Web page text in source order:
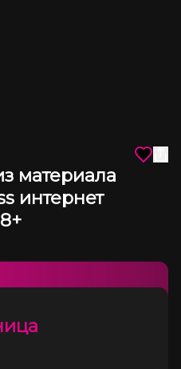
материала
интернет